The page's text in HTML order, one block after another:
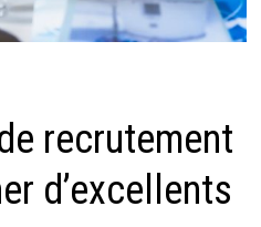
recrutement
d’excellents